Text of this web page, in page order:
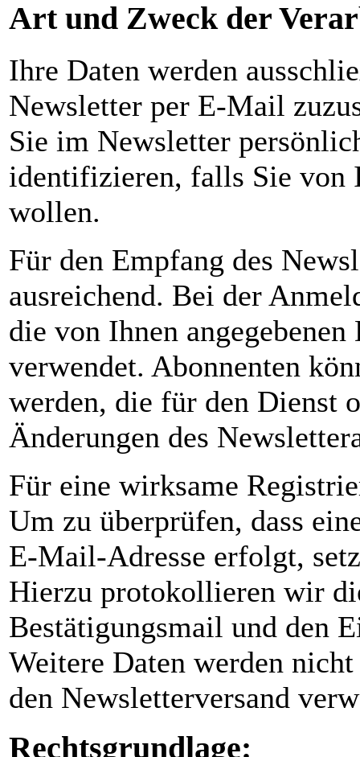
Art und Zweck der
Ihre Daten werden
Newsletter per E-Mail
Sie im Newsletter
identifizieren, falls Sie von
wollen.
Für den Empfang des
ausreichend. Bei der
die von Ihnen
verwendet. Abonnenten
werden, die für den Dienst
Änderungen des
Für eine wirksame
Um zu überprüfen, dass
E-Mail-Adresse erfolgt,
Hierzu protokollieren wir
Bestätigungsmail und den
Weitere Daten werden
den Newsletterversand
Rechtsgrundlage: